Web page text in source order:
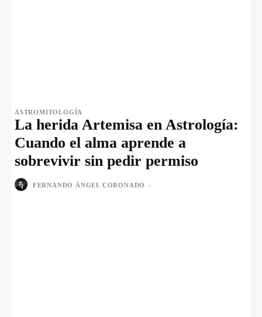
ASTROMITOLOGÍA
La herida Artemisa en Astrología:
Cuando el alma aprende a
sobrevivir sin pedir permiso
FERNANDO ÁNGEL CORONADO -